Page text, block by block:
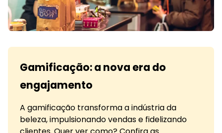
Gamificação: a nova era do
engajamento
A gamificação transforma a indústria da
beleza, impulsionando vendas e fidelizando